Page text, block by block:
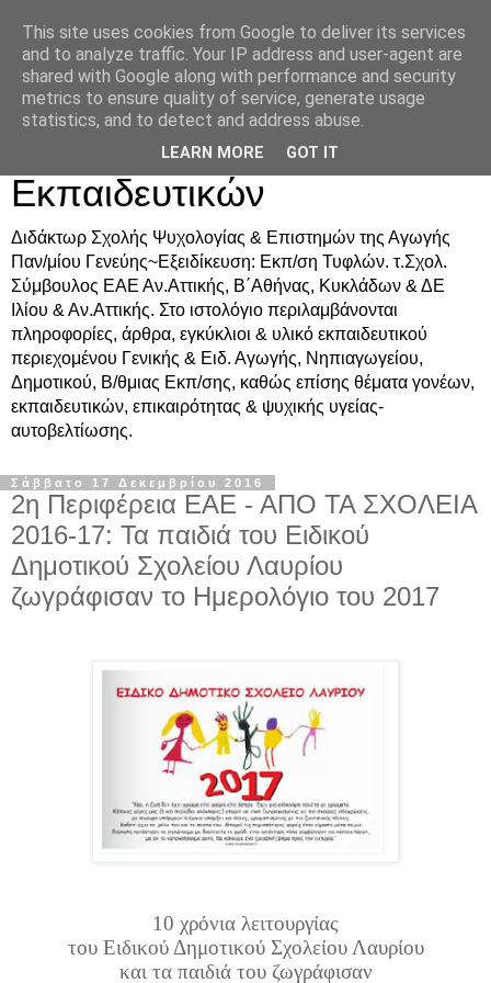
Δρ. Ράνια Χιουρέα-
Συμβουλευτική &
Υποστήριξη Γονέων &
Εκπαιδευτικών
Διδάκτωρ Σχολής Ψυχολογίας & Επιστημών της Αγωγής
Παν/μίου Γενεύης~Εξειδίκευση: Εκπ/ση Τυφλών. τ.Σχολ.
Σύμβουλος ΕΑΕ Αν.Αττικής, Β΄Αθήνας, Κυκλάδων & ΔΕ
Ιλίου & Αν.Αττικής. Στο ιστολόγιο περιλαμβάνονται
πληροφορίες, άρθρα, εγκύκλιοι & υλικό εκπαιδευτικού
περιεχομένου Γενικής & Ειδ. Αγωγής, Νηπιαγωγείου,
Δημοτικού, Β/θμιας Εκπ/σης, καθώς επίσης θέματα γονέων,
εκπαιδευτικών, επικαιρότητας & ψυχικής υγείας-
αυτοβελτίωσης.
Σάββατο 17 Δεκεμβρίου 2016
2η Περιφέρεια ΕΑΕ - ΑΠΟ ΤΑ ΣΧΟΛΕΙΑ
2016-17: Τα παιδιά του Ειδικού
Δημοτικού Σχολείου Λαυρίου
ζωγράφισαν το Ημερολόγιο του 2017
10 χρόνια λειτουργίας
του Ειδικού Δημοτικού Σχολείου Λαυρίου
και τα παιδιά του ζωγράφισαν
This site uses cookies from Google to deliver its services
and to analyze traffic. Your IP address and user-agent are
shared with Google along with performance and security
metrics to ensure quality of service, generate usage
statistics, and to detect and address abuse.
LEARN MORE GOT IT